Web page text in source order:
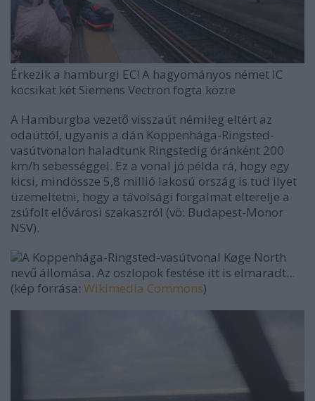
Érkezik a hamburgi EC! A hagyományos német IC
kocsikat két Siemens Vectron fogta közre
A Hamburgba vezető visszaút némileg eltért az
odaúttól, ugyanis a dán Koppenhága-Ringsted-
vasútvonalon haladtunk Ringstedig óránként 200
km/h sebességgel. Ez a vonal jó példa rá, hogy egy
kicsi, mindössze 5,8 millió lakosú ország is tud ilyet
üzemeltetni, hogy a távolsági forgalmat elterelje a
zsúfolt elővárosi szakaszról (vö: Budapest-Monor
NSV).
A Koppenhága-Ringsted-vasútvonal Køge North
nevű állomása. Az oszlopok festése itt is elmaradt...
(kép forrása: Wikimedia Commons)